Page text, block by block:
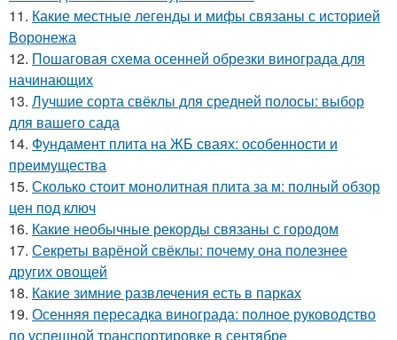
11. Какие местные легенды и мифы связаны с историей
Воронежа
12. Пошаговая схема осенней обрезки винограда для
начинающих
13. Лучшие сорта свёклы для средней полосы: выбор
для вашего сада
14. Фундамент плита на ЖБ сваях: особенности и
преимущества
15. Сколько стоит монолитная плита за м: полный обзор
цен под ключ
16. Какие необычные рекорды связаны с городом
17. Секреты варёной свёклы: почему она полезнее
других овощей
18. Какие зимние развлечения есть в парках
19. Осенняя пересадка винограда: полное руководство
по успешной транспортировке в сентябре